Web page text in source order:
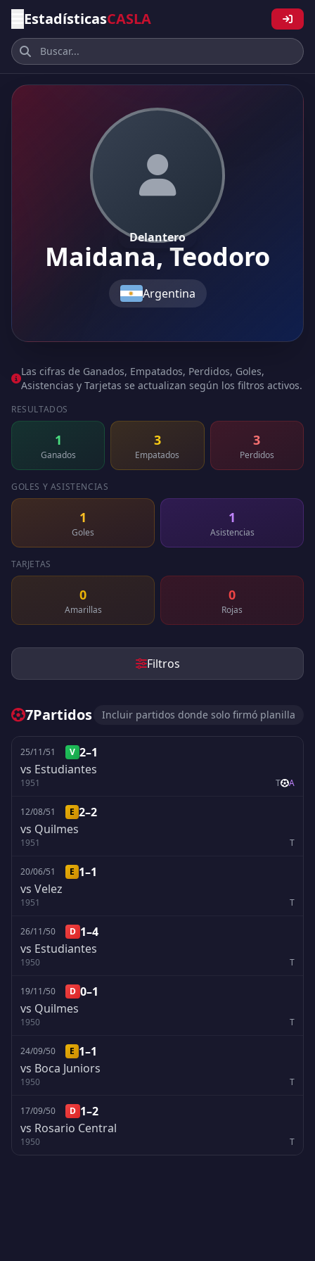
EstadísticasCASLA
Delantero
Maidana, Teodoro
Argentina
Las cifras de Ganados, Empatados, Perdidos, Goles,
Asistencias y Tarjetas se actualizan según los filtros activos.
RESULTADOS
1
Ganados
3
Empatados
3
Perdidos
GOLES Y ASISTENCIAS
1
Goles
1
Asistencias
TARJETAS
0
Amarillas
0
Rojas
Filtros
7Partidos Incluir partidos donde solo firmó planilla
25/11/51 V 2–1
vs Estudiantes
1951 T A
12/08/51 E 2–2
vs Quilmes
1951 T
20/06/51 E 1–1
vs Velez
1951 T
26/11/50 D 1–4
vs Estudiantes
1950 T
19/11/50 D 0–1
vs Quilmes
1950 T
24/09/50 E 1–1
vs Boca Juniors
1950 T
17/09/50 D 1–2
vs Rosario Central
1950 T